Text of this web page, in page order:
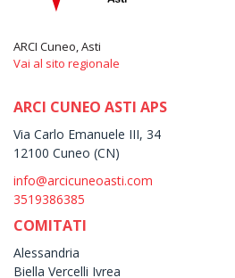
ARCI Cuneo, Asti
Vai al sito regionale
ARCI CUNEO ASTI APS
Via Carlo Emanuele III, 34
12100 Cuneo (CN)
info@arcicuneoasti.com
3519386385
COMITATI
Alessandria
Biella Vercelli Ivrea